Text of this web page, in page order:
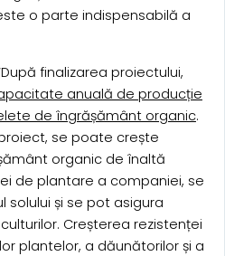
o parte indispensabilă a
finalizarea proiectului,
anuală de producție
de îngrășământ organic.
se poate crește
organic de înaltă
de plantare a companiei, se
și se pot asigura
Creșterea rezistenței
plantelor, a dăunătorilor și a